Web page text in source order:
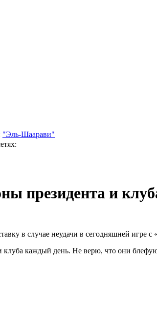
"Эль-Шаарави"
президента и
в случае неудачи в сегодняшней игре
каждый день. Не верю, что они